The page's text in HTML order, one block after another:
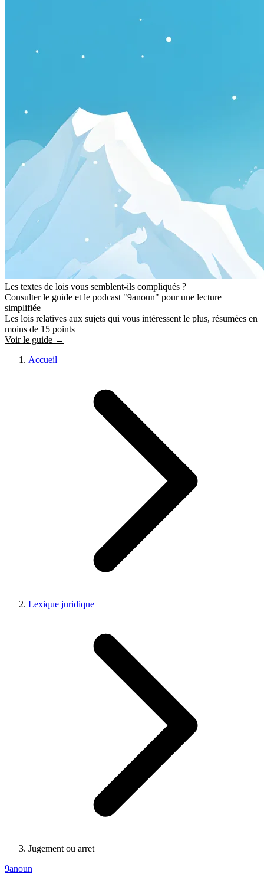
Les textes de lois vous semblent-ils compliqués ?
Consulter le guide et le podcast "9anoun" pour une lecture
simplifiée
Les lois relatives aux sujets qui vous intéressent le plus, résumées en
moins de 15 points
Voir le guide →
Accueil
Lexique juridique
Jugement ou arret
9anoun